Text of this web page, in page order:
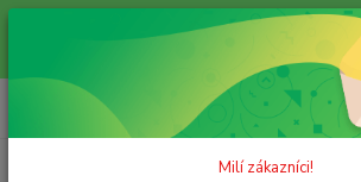
Milí zákazníci! V dňoch 29.07.2026-
Objednávky prijaté v týchto termínoch budú
Ďakujeme za pochopenie.
+421 908 755 958
Po. - Pia. od 9:00 hod. - 16:00 hod.
Milí zákazníci!